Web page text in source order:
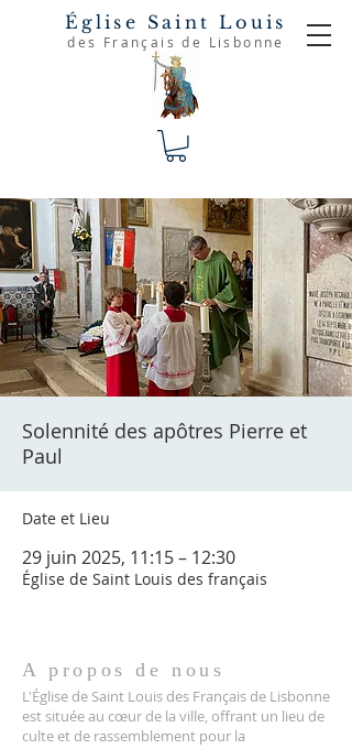
Église Saint Louis
des Français de Lisbonne
Solennité des apôtres Pierre et
Paul
Date et Lieu
29 juin 2025, 11:15 – 12:30
Église de Saint Louis des français
A propos de nous
L'Église de Saint Louis des Français de Lisbonne
est située au cœur de la ville, offrant un lieu de
culte et de rassemblement pour la